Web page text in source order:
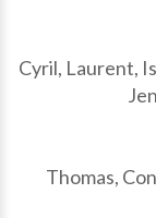
Cyril, Laurent,
Thomas,